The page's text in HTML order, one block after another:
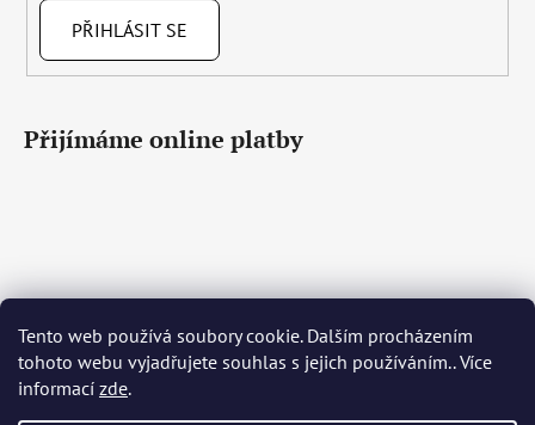
Tento web používá soubory cookie. Dalším procházením
tohoto webu vyjadřujete souhlas s jejich používáním.. Více
informací zde.
PŘIHLÁSIT SE
Přijímáme online platby
Čeština Slovenčina English Deutsch Magyar
Język polski Română Italiano Español Français
Português
Nederlands Українська Ελληνικά Svenska Dansk